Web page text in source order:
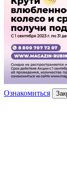
Ознакомиться